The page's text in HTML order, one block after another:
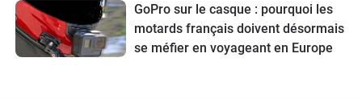
GoPro sur le casque : pourquoi les
motards français doivent désormais
se méfier en voyageant en Europe